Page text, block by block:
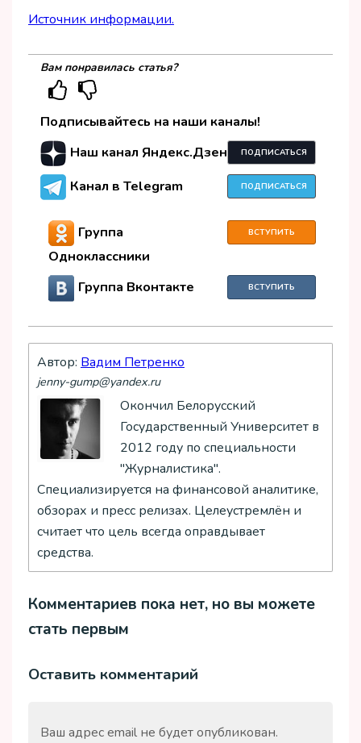
Источник информации.
Вам понравилась статья?
Подписывайтесь на наши каналы!
Наш канал Яндекс.Дзен
ПОДПИСАТЬСЯ
Канал в Telegram ПОДПИСАТЬСЯ
Группа
Одноклассники
ВСТУПИТЬ
Группа Вконтакте ВСТУПИТЬ
Автор: Вадим Петренко
jenny-gump@yandex.ru
Окончил Белорусский
Государственный Университет в
2012 году по специальности
"Журналистика".
Специализируется на финансовой аналитике,
обзорах и пресс релизах. Целеустремлён и
считает что цель всегда оправдывает
средства.
Комментариев пока нет, но вы можете
стать первым
Оставить комментарий
Ваш адрес email не будет опубликован.